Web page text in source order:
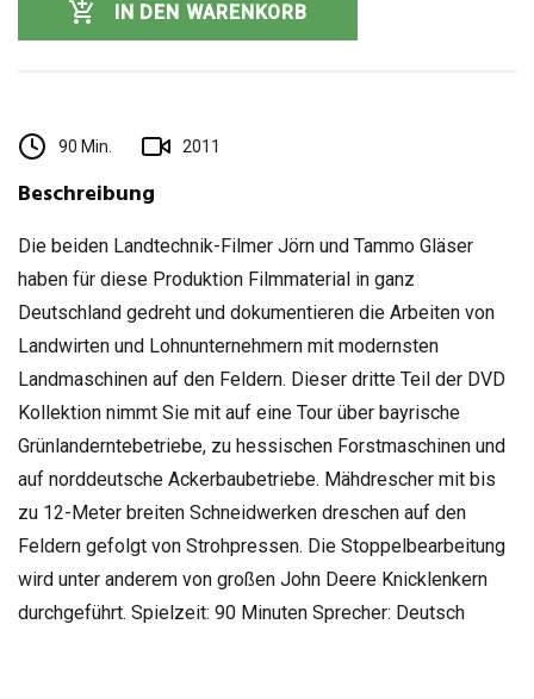
IN DEN WARENKORB
90 Min. 2011
Beschreibung
Die beiden Landtechnik-Filmer Jörn und Tammo Gläser
haben für diese Produktion Filmmaterial in ganz
Deutschland gedreht und dokumentieren die Arbeiten von
Landwirten und Lohnunternehmern mit modernsten
Landmaschinen auf den Feldern. Dieser dritte Teil der DVD
Kollektion nimmt Sie mit auf eine Tour über bayrische
Grünlanderntebetriebe, zu hessischen Forstmaschinen und
auf norddeutsche Ackerbaubetriebe. Mähdrescher mit bis
zu 12-Meter breiten Schneidwerken dreschen auf den
Feldern gefolgt von Strohpressen. Die Stoppelbearbeitung
wird unter anderem von großen John Deere Knicklenkern
durchgeführt. Spielzeit: 90 Minuten Sprecher: Deutsch